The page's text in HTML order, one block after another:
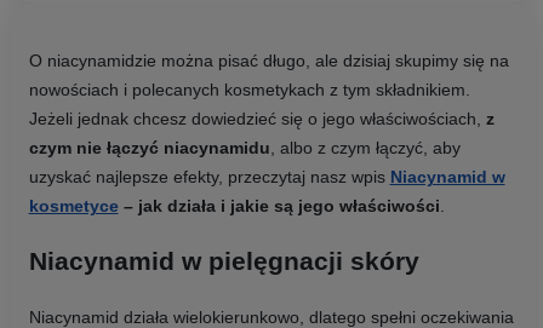
O niacynamidzie można pisać długo, ale dzisiaj skupimy się na
nowościach i polecanych kosmetykach z tym składnikiem.
Jeżeli jednak chcesz dowiedzieć się o jego właściwościach, z
czym nie łączyć niacynamidu , albo z czym łączyć, aby
uzyskać najlepsze efekty, przeczytaj nasz wpis Niacynamid w
kosmetyce– jak działa i jakie są jego właściwości
Niacynamid w pielęgnacji skóry
Niacynamid działa wielokierunkowo, dlatego spełni oczekiwania